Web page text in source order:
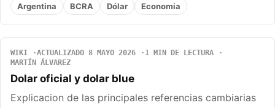
Argentina BCRA Dólar Economia
WIKI ACTUALIZADO 8 MAYO 2026
1 MIN DE LECTURA
MARTÍN ÁLVAREZ
Dolar oficial y dolar blue
Explicacion de las principales referencias cambiarias